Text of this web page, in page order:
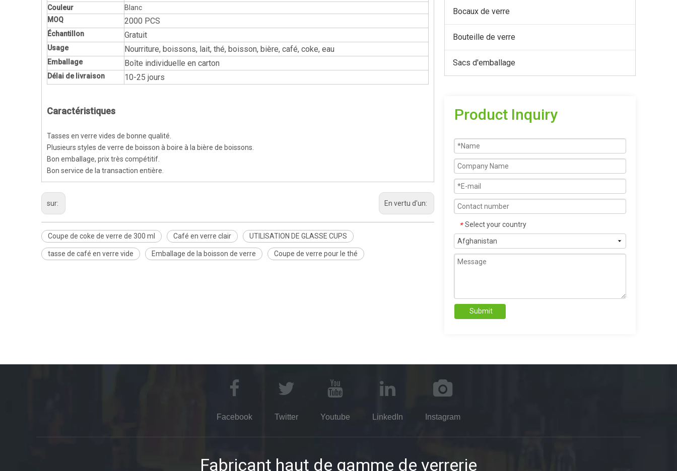
Couleur
Blanc
MOQ
2000 PCS
Échantillon Gratuit
Usage Nourriture, boissons, lait, thé, boisson, bière, café, coke, eau
Emballage Boîte individuelle en carton
Délai de livraison 10-25 jours
Caractéristiques
Tasses en verre vides de bonne qualité.
Plusieurs styles de verre de boisson à boire à la bière de boissons.
Bon emballage, prix très compétitif.
Bon service de la transaction entière.
sur: En vertu d'un:
Coupe de coke de verre de 300 ml Café en verre clair UTILISATION DE GLASSE CUPS
tasse de café en verre vide Emballage de la boisson de verre Coupe de verre pour le thé
Bocaux de verre
Bouteille de verre
Sacs d'emballage
Product Inquiry
* Select your country
Submit
Facebook Twitter Youtube LinkedIn Instagram
Fabricant haut de gamme de verrerie